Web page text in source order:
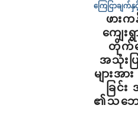
ကြေငြာချက်
ဖား
ကျေ
တိုက်​လ
အသုံးပ
များအ
ခြင်
၏သ​ဘေ